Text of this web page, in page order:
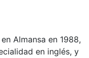
Almansa en 1988,
en inglés, y